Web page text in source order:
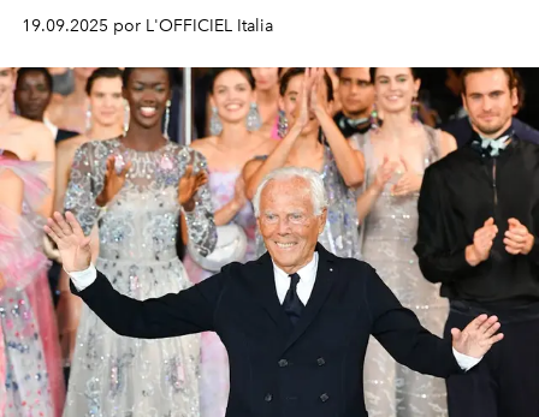
modelos metálicos ovalados con vibra vintage y
elegantes monturas de acetato graduadas. ¿El detalle
que nunca pierde vigencia? La icónica doble G.
19.09.2025 por L'OFFICIEL Italia